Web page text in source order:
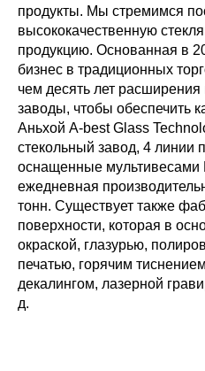
продукты. Мы стремимся
высококачественную
продукцию. Основанная в
бизнес в традиционных
чем десять лет
заводы, чтобы обеспечить
Аньхой A-best Glass
стекольный завод, 4 линии
оснащенные мультивесами
ежедневная
тонн. Существует также
поверхности, которая в
окраской, глазурью,
печатью, горячим
декалингом, лазерной
д.